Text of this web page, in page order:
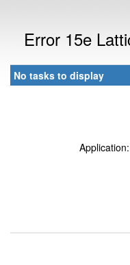
Error 15e
No tasks to display
Application: